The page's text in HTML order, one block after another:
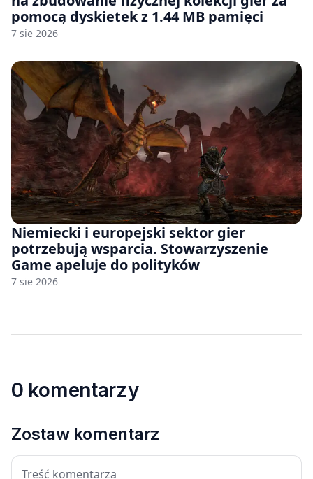
pomocą dyskietek z 1.44 MB pamięci
7 sie 2026
Niemiecki i europejski sektor gier
potrzebują wsparcia. Stowarzyszenie
Game apeluje do polityków
7 sie 2026
0 komentarzy
Zostaw komentarz